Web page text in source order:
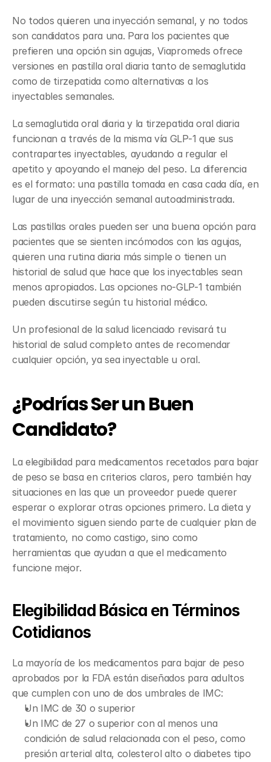
No todos quieren una inyección semanal, y no todos
son candidatos para una. Para los pacientes que
prefieren una opción sin agujas, Viapromeds ofrece
versiones en pastilla oral diaria tanto de semaglutida
como de tirzepatida como alternativas a los
inyectables semanales.
La semaglutida oral diaria y la tirzepatida oral diaria
funcionan a través de la misma vía GLP-1 que sus
contrapartes inyectables, ayudando a regular el
apetito y apoyando el manejo del peso. La diferencia
es el formato: una pastilla tomada en casa cada día, en
lugar de una inyección semanal autoadministrada.
Las pastillas orales pueden ser una buena opción para
pacientes que se sienten incómodos con las agujas,
quieren una rutina diaria más simple o tienen un
historial de salud que hace que los inyectables sean
menos apropiados. Las opciones no-GLP-1 también
pueden discutirse según tu historial médico.
Un profesional de la salud licenciado revisará tu
historial de salud completo antes de recomendar
cualquier opción, ya sea inyectable u oral.
¿Podrías Ser un Buen
Candidato?
La elegibilidad para medicamentos recetados para bajar
de peso se basa en criterios claros, pero también hay
situaciones en las que un proveedor puede querer
esperar o explorar otras opciones primero. La dieta y
el movimiento siguen siendo parte de cualquier plan de
tratamiento, no como castigo, sino como
herramientas que ayudan a que el medicamento
funcione mejor.
Elegibilidad Básica en Términos
Cotidianos
La mayoría de los medicamentos para bajar de peso
aprobados por la FDA están diseñados para adultos
que cumplen con uno de dos umbrales de IMC:
Un IMC de 30 o superior
Un IMC de 27 o superior con al menos una
condición de salud relacionada con el peso, como
presión arterial alta, colesterol alto o diabetes tipo